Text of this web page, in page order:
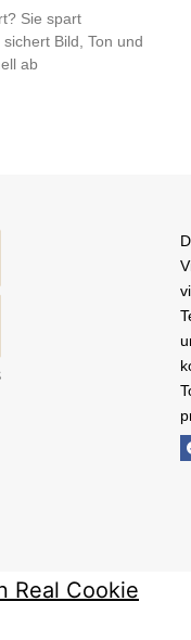
Sie spart
Bild, Ton und
ab
Real Cookie